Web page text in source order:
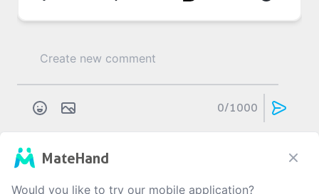
0/1000
b...5...
MateHand
Would you like to try our mobile application?